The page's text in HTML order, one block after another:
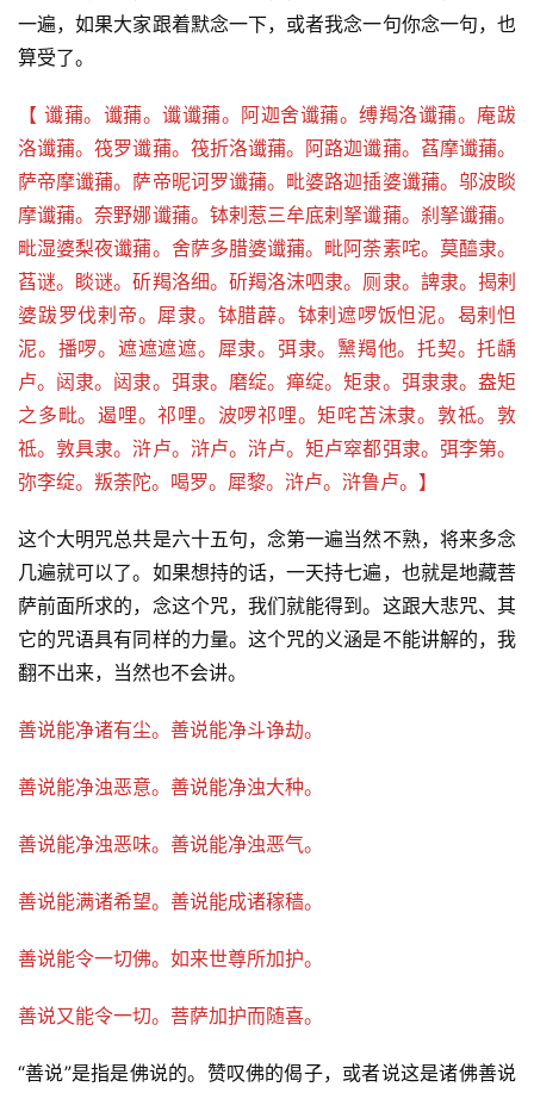
谈
乐
菩
提
专
题
公
益
慈
善
佛
人
物
寺
院
巡
礼
视
录
佛
艺
登录 注册
一遍，如果大家跟着默念一下，或者我念一句你念一句，也
算受了。
【 谶蒱。谶蒱。谶谶蒱。阿迦舍谶蒱。缚羯洛谶蒱。庵跋
洛谶蒱。筏罗谶蒱。筏折洛谶蒱。阿路迦谶蒱。萏摩谶蒱。
萨帝摩谶蒱。萨帝昵诃罗谶蒱。毗婆路迦插婆谶蒱。邬波睒
摩谶蒱。奈野娜谶蒱。钵剌惹三牟底剌拏谶蒱。刹拏谶蒱。
毗湿婆梨夜谶蒱。舍萨多腊婆谶蒱。毗阿荼素咤。莫醯隶。
萏谜。睒谜。斫羯洛细。斫羯洛沫呬隶。厕隶。諀隶。揭剌
婆跋罗伐剌帝。犀隶。钵腊薜。钵剌遮啰饭怛泥。曷剌怛
泥。播啰。遮遮遮遮。犀隶。弭隶。黳羯他。托契。托龋
卢。闼隶。闼隶。弭隶。磨绽。瘅绽。矩隶。弭隶隶。盎矩
之多毗。遏哩。祁哩。波啰祁哩。矩咤苫沫隶。敦祗。敦
祗。敦具隶。浒卢。浒卢。浒卢。矩卢窣都弭隶。弭李第。
弥李绽。叛荼陀。喝罗。犀黎。浒卢。浒鲁卢。】
这个大明咒总共是六十五句，念第一遍当然不熟，将来多念
几遍就可以了。如果想持的话，一天持七遍，也就是地藏菩
萨前面所求的，念这个咒，我们就能得到。这跟大悲咒、其
它的咒语具有同样的力量。这个咒的义涵是不能讲解的，我
翻不出来，当然也不会讲。
善说能净诸有尘。善说能净斗诤劫。
善说能净浊恶意。善说能净浊大种。
善说能净浊恶味。善说能净浊恶气。
善说能满诸希望。善说能成诸稼穑。
善说能令一切佛。如来世尊所加护。
善说又能令一切。菩萨加护而随喜。
“善说”是指是佛说的。赞叹佛的偈子，或者说这是诸佛善说